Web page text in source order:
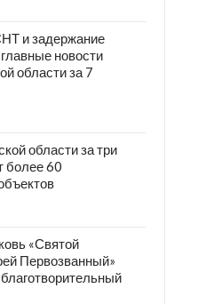
и задержание
новости
области за 7
области за три
более 60
«Святой
Первозванный»